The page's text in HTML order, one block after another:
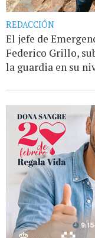
REDACCIÓN
El jefe de
Federico Grillo,
la guardia en su